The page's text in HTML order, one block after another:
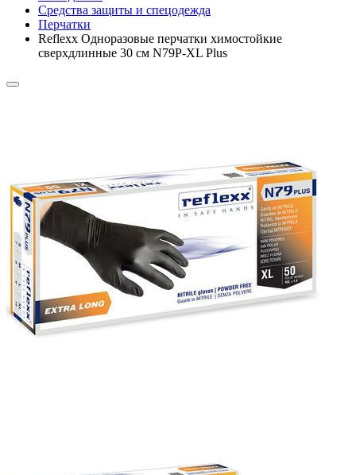
Средства защиты и спецодежда
Перчатки
Reflexx Одноразовые перчатки химостойкие
сверхдлинные 30 см N79P-XL Plus